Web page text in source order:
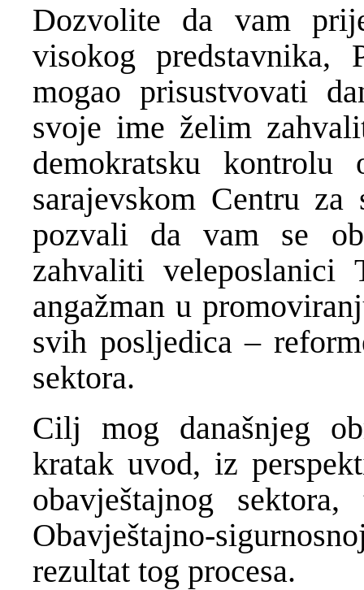
Dozvolite da vam
visokog predstavnika,
mogao prisustvovati
svoje ime želim
demokratsku
sarajevskom Centru
pozvali da vam se
zahvaliti veleposlanici
angažman u
svih posljedica –
sektora.
Cilj mog današnjeg
kratak uvod, iz
obavještajnog
Obavještajno-
rezultat tog procesa.